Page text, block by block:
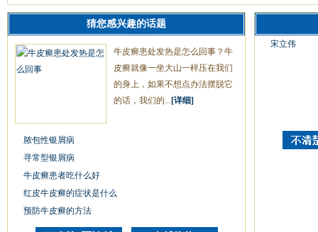
猜您感兴趣的话题
牛皮癣患处发热是怎么回事？牛
皮癣就像一坐大山一样压在我们
的身上，如果不想点办法摆脱它
的话，我们的... [详细]
脓包性银屑病
寻常型银屑病
牛皮癣患者吃什么好
红皮牛皮癣的症状是什么
预防牛皮癣的方法
宋立伟